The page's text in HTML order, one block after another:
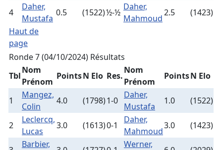
4
Daher,
Mustafa
0.5 (1522)½-½
Daher,
Mahmoud
2.5
(1423)
Haut de
page
Ronde 7 (04/10/2024) Résultats
Tbl
Nom
Prénom
PointsN Elo Res.
Nom
Prénom
PointsN Elo
1
Mangez,
Colin
4.0 (1798)1-0
Daher,
Mustafa
1.0 (1522)
2
Leclercq,
Lucas
3.0 (1613)0-1
Daher,
Mahmoud
3.0 (1423)
Barbier, Werner,